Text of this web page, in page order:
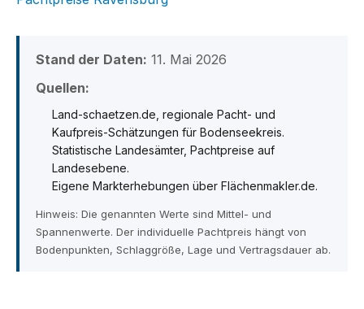
Stand der Daten: 11. Mai 2026
Quellen:
Land-schaetzen.de, regionale Pacht- und
Kaufpreis-Schätzungen für Bodenseekreis.
Statistische Landesämter, Pachtpreise auf
Landesebene.
Eigene Markterhebungen über Flächenmakler.de.
Hinweis: Die genannten Werte sind Mittel- und
Spannenwerte. Der individuelle Pachtpreis hängt von
Bodenpunkten, Schlaggröße, Lage und Vertragsdauer ab.